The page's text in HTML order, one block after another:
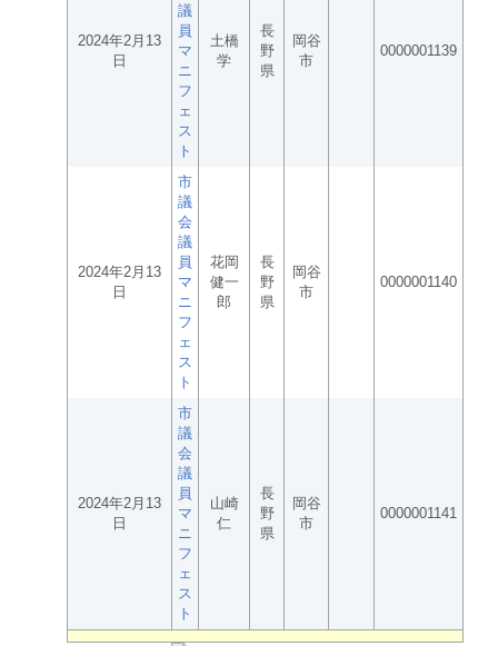
2024年2月13
日
議
員
マ
ニ
フ
ェ
ス
ト
土橋
学
長
野
県
岡谷
市
0000001139
2024年2月13
日
市
議
会
議
員
マ
ニ
フ
ェ
ス
ト
花岡
健一
郎
長
野
県
岡谷
市
0000001140
2024年2月13
日
市
議
会
議
員
マ
ニ
フ
ェ
ス
ト
山崎
仁
長
野
県
岡谷
市
0000001141